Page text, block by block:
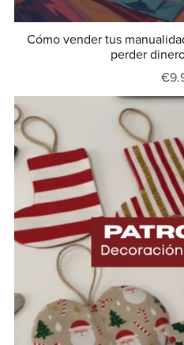
Cómo vender tus
perder